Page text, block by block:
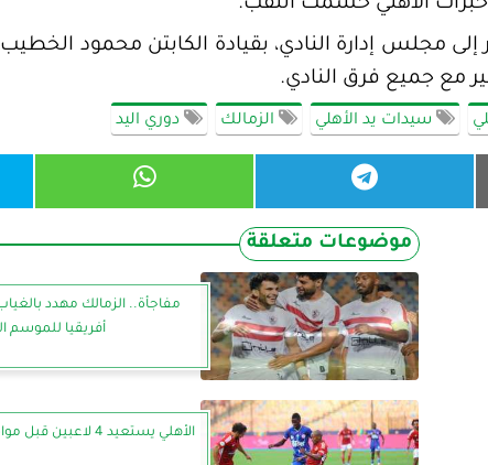
خبرات الأهلي حسمت اللقب.
مجلس إدارة النادي، بقيادة الكابتن محمود
مع جميع فرق النادي.
سيدات يد الأهلي الزمالك دوري اليد
موضوعات متعلقة
مفاجأة.. الزمالك مهدد
أفريقيا للموسم
الأهلي يستعيد 4 لاعبين قبل مواجهة سيمبا التنزاني